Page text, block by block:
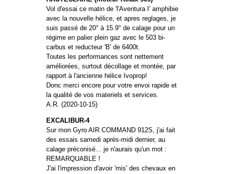
Vol d'essai ce matin de 'l'Aventura I' amphibie
avec la nouvelle hélice, et apres reglages, je
suis passé de 20° à 15.9° de calage pour un
régime en palier plein gaz avec le 503 bi-
carbus et reducteur 'B' de 6400t.
Toutes les performances sont nettement
améliorées, surtout décollage et montée, par
rapport à l'ancienne hélice Ivoprop!
Donc merci encore pour votre envoi rapide et
la qualité de vos materiels et services.
A.R. (2020-10-15)
EXCALIBUR-4
Sur mon Gyro AIR COMMAND 912S, j'ai fait
des essais samedi après-midi dernier, au
calage préconisé... je n'aurais qu'un mot :
REMARQUABLE !
J'ai l'impression d'avoir 'mis' des chevaux en